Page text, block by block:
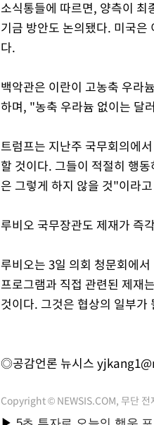
소식통들에 따르면, 양측이 최
기금 방안도 논의됐다. 미국은
다.
백악관은 이란이 고농축 우라
하며, "농축 우라늄 없이는 달
트럼프는 지난주 국무회의에
할 것이다. 그들이 적절히 행
은 그렇게 하지 않을 것"이라
루비오 국무장관도 제재가 즉
루비오는 3일 의회 청문회에
프로그램과 직접 관련된 제재
것이다. 그것은 협상의 일부
◎공감언론 뉴시스
Copyright © NEWSIS.COM, 무단 전